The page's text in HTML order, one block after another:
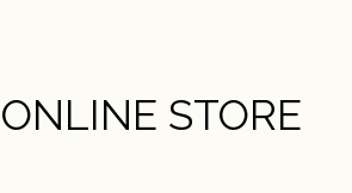
ONLINE STORE